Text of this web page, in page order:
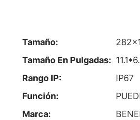
Tamaño:
Tamaño En Pulgadas:
Rango IP:
IP67
Función:
Marca: